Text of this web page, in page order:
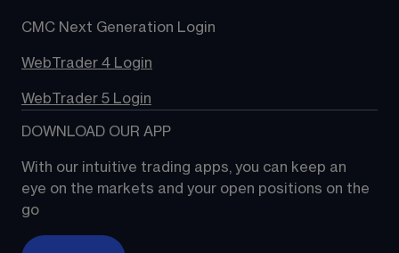
CMC Next Generation Login
WebTrader 4 Login
WebTrader 5 Login
DOWNLOAD OUR APP
With our intuitive trading apps, you can keep an
eye on the markets and your open positions on the
go